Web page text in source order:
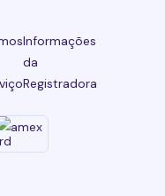
Informações
da
Registradora